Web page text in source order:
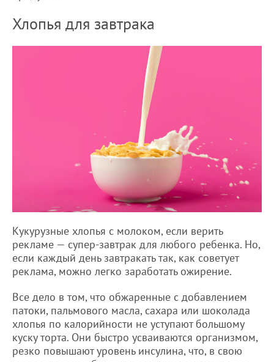
Хлопья для завтрака
Кукурузные хлопья с молоком, если верить
рекламе — супер-завтрак для любого ребенка. Но,
если каждый день завтракать так, как советует
реклама, можно легко заработать ожирение.
Все дело в том, что обжаренные с добавлением
патоки, пальмового масла, сахара или шоколада
хлопья по калорийности не уступают большому
куску торта. Они быстро усваиваются организмом,
резко повышают уровень инсулина, что, в свою